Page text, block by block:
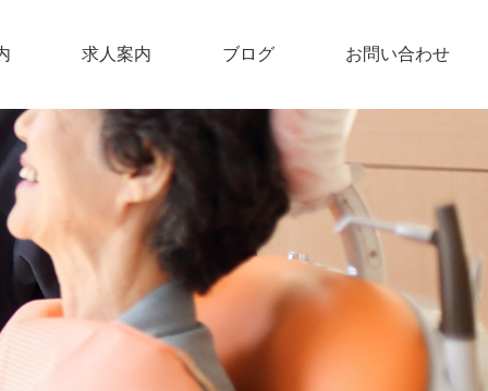
求人案内 ブログ お問い合わせ